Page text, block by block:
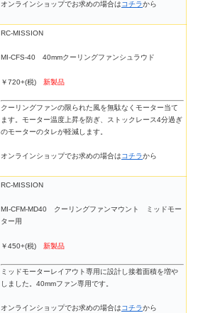
オンラインショップでお求めの場合はコチラから
RC-MISSION
MI-CFS-40 40mmクーリングファンシュラウド
￥720+(税) 新製品
クーリングファンの限られた風を無駄なくモーター当て
ます。モーター温度上昇を防ぎ、ストックレース4分過ぎ
のモーターのタレが軽減します。
オンラインショップでお求めの場合はコチラから
RC-MISSION
MI-CFM-MD40 クーリングファンマウント ミッドモー
ター用
￥450+(税) 新製品
ミッドモーターレイアウト専用に設計し接着面積を増や
しました。40mmファン専用です。
オンラインショップでお求めの場合はコチラから